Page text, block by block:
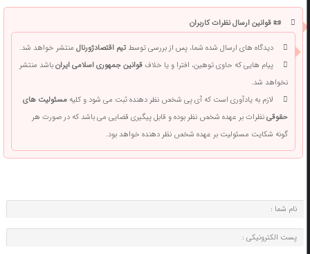
📜 قوانین ارسال نظرات کاربران
دیدگاه های ارسال شده شما، پس از بررسی توسطتیم اقتصادژورنالمنتشر خواهد شد.
پیام هایی که حاوی توهین، افترا و یا خلافقوانین جمهوری اسلامی ایرانباشد منتشر
نخواهد شد.
لازم به یادآوری است که آی پی شخص نظر دهنده ثبت می شود و کلیهمسئولیت های
حقوقینظرات بر عهده شخص نظر بوده و قابل پیگیری قضایی می باشد که در صورت هر
گونه شکایت مسئولیت بر عهده شخص نظر دهنده خواهد بود.